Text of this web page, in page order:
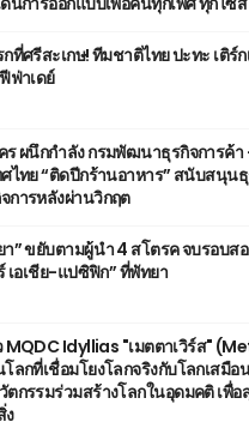
ที่ศรีสะเกษ! ทีมชาติไทย ปะทะ เติร์
ฟ่าเดย์
ร ผนึกกำลัง กรมพัฒนาธุรกิจการค้า
ไทย “ติดปีกร้านอาหาร” สนับสนุน
การหลังผ่านวิกฤต
” ขยับตามผู้นำ 4 สโตรค จบรอบส
เอเชีย-แปซิฟิก” ที่พัทยา
MQDC Idyllias "เมตตาเวิร์ส"
โลกที่เชื่อมโยงโลกจริงกับโลกเสมื
ตกรรมร่วมสร้างโลกในอุดมคติ เพื่
ง